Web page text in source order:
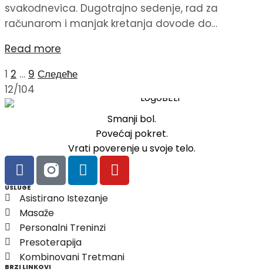
svakodnevica. Dugotrajno sedenje, rad za
računarom i manjak kretanja dovode do…
Read more
1 2 … 9 Следеће
12/104
Smanji bol.
Povećaj pokret.
Vrati poverenje u svoje telo.
USLUGE
Asistirano Istezanje
Masaže
Personalni Treninzi
Presoterapija
Kombinovani Tretmani
BRZI LINKOVI